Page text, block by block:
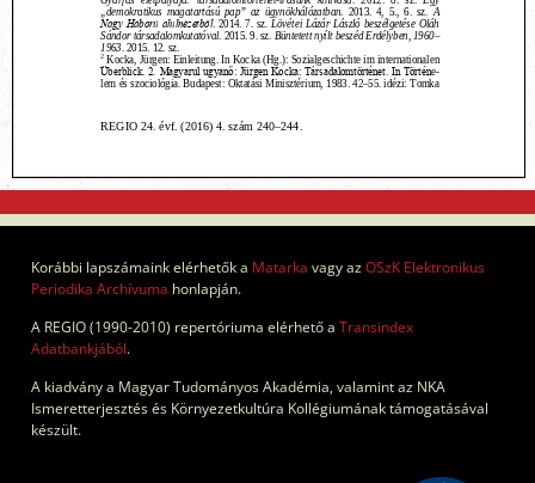
Korábbi lapszámaink elérhetők a Matarka vagy azOSzK Elektronikus
Periodika Archívuma honlapján.
A REGIO (1990-2010) repertóriuma elérhető a Transindex
Adatbankjából.
A kiadvány a Magyar Tudományos Akadémia, valamint az NKA
Ismeretterjesztés és Környezetkultúra Kollégiumának támogatásával
készült.